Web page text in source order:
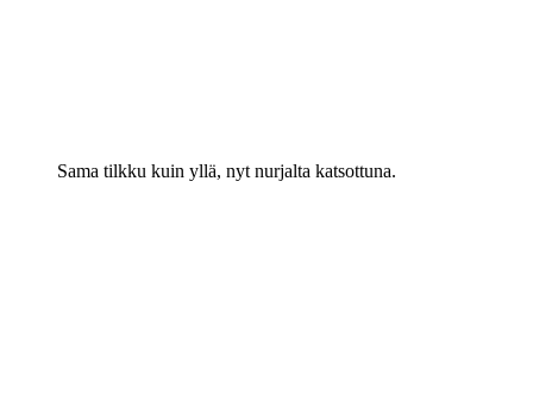
Sama tilkku kuin yllä, nyt nurjalta katsottuna.